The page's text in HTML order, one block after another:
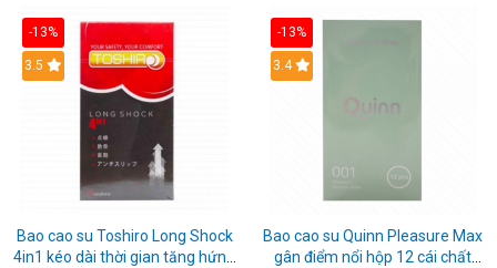
-13%
3.5
Bao cao su Toshiro Long Shock
4in1 kéo dài thời gian tăng hứng
-13%
3.4
Bao cao su Quinn Pleasure Max
gân điểm nổi hộp 12 cái chất